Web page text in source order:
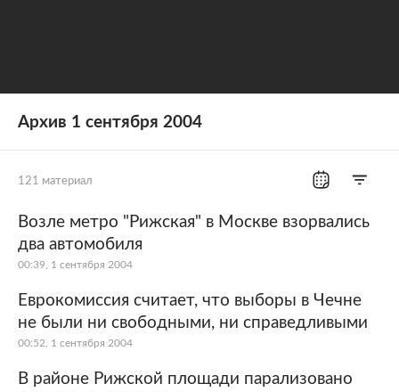
Архив 1 сентября 2004
121 материал
Все рубрики Россия
Мир
Экономика Силовые структуры
Наука и техника
Культура Интернет и СМИ
Возле метро "Рижская" в Москве взорвались
два автомобиля
00:39, 1 сентября 2004
Еврокомиссия считает, что выборы в Чечне
не были ни свободными, ни справедливыми
00:52, 1 сентября 2004
В районе Рижской площади парализовано